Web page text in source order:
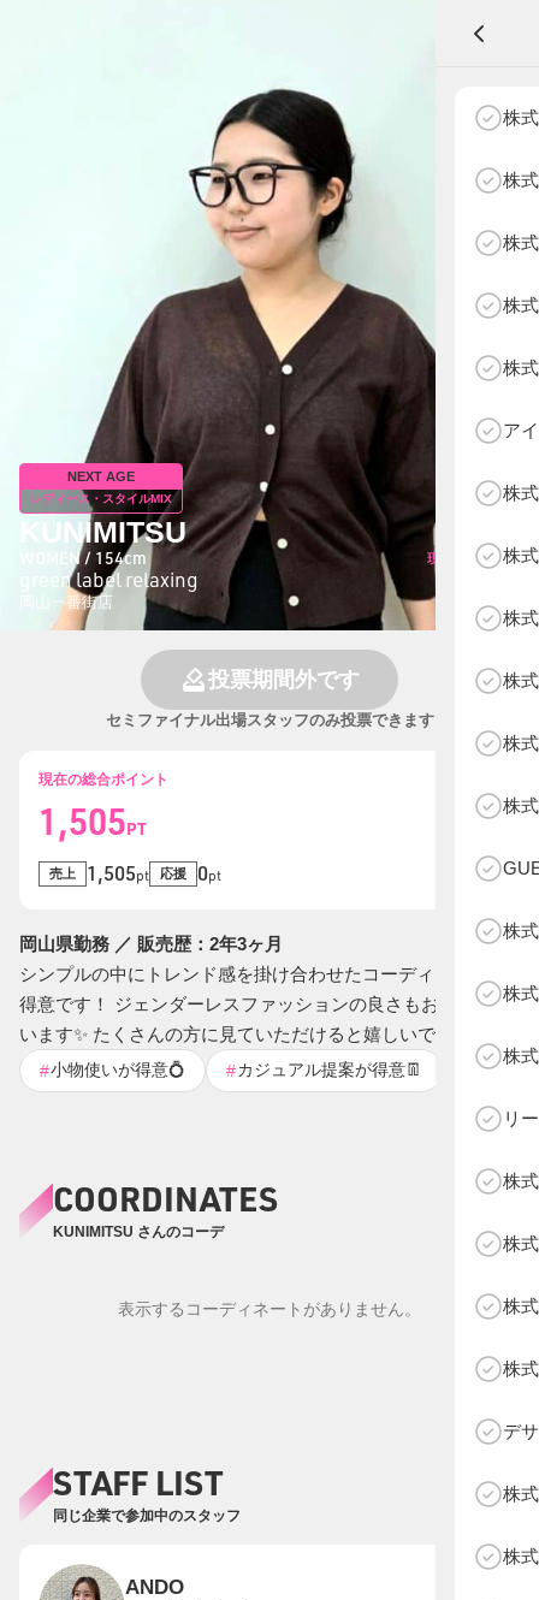
物販部門 NEXT AGE
ABOUT SOTY
投票方法
Follow Us
A
株
株
株
株
株
ア
株
株
株
株
株
株
株
株
株
リ
株
株
株
株
デ
株
株
NEXT AGE
レディース・スタイルMIX
KUNIMITSU
WOMEN / 154cm
green label relaxing
岡山一番街店
現在の総投票数
0
投票期間外です
セミファイナル出場スタッフのみ投票できます
現在の総合ポイント
1,505PT
売上 1,505pt 応援 0pt
岡山県勤務 ／ 販売歴：2年3ヶ月
シンプルの中にトレンド感を掛け合わせたコーディネートが
得意です！ ジェンダーレスファッションの良さもお伝えして
います✨ たくさんの方に見ていただけると嬉しいです！
#小物使いが得意💍 #カジュアル提案が得意👖 体型カ
COORDINATES
KUNIMITSU さんのコーデ
表示するコーディネートがありません。
STAFF LIST
同じ企業で参加中のスタッフ
ANDO